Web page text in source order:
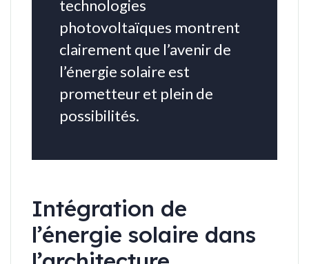
technologies
photovoltaïques montrent
clairement que l’avenir de
l’énergie solaire est
prometteur et plein de
possibilités.
Intégration de
l’énergie solaire dans